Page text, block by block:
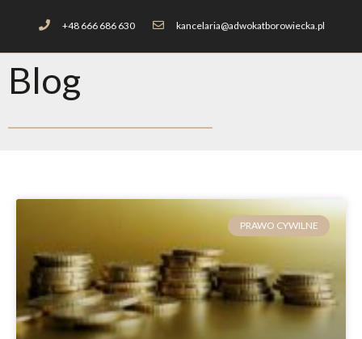
+48 666 686 630 kancelaria@adwokatborowiecka.pl
Blog
PRAWO CYWILNE